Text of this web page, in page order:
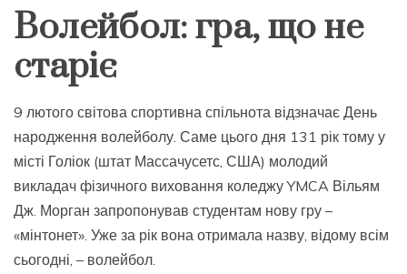
Волейбол: гра, що не
старіє
9 лютого світова спортивна спільнота відзначає День
народження волейболу. Саме цього дня 131 рік тому у
місті Голіок (штат Массачусетс, США) молодий
викладач фізичного виховання коледжу YMCA Вільям
Дж. Морган запропонував студентам нову гру –
«мінтонет». Уже за рік вона отримала назву, відому всім
сьогодні, – волейбол.